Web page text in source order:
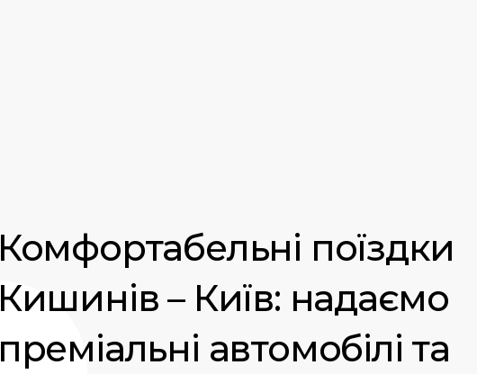
Комфортабельні поїздки
Кишинів – Київ: надаємо
преміальні автомобілі та